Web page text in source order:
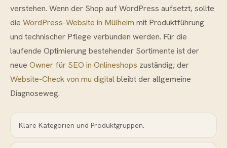
verstehen. Wenn der Shop auf WordPress aufsetzt, sollte
die WordPress-Website in Mülheim mit Produktführung
und technischer Pflege verbunden werden. Für die
laufende Optimierung bestehender Sortimente ist der
neue Owner für SEO in Onlineshops zuständig; der
Website-Check von mu digitalbleibt der allgemeine
Diagnoseweg.
Klare Kategorien und Produktgruppen.